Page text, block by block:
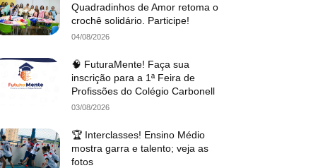
Quadradinhos de Amor retoma o
crochê solidário. Participe!
04/08/2026
🧠 FuturaMente! Faça sua
inscrição para a 1ª Feira de
Profissões do Colégio Carbonell
03/08/2026
🏆 Interclasses! Ensino Médio
mostra garra e talento; veja as
fotos